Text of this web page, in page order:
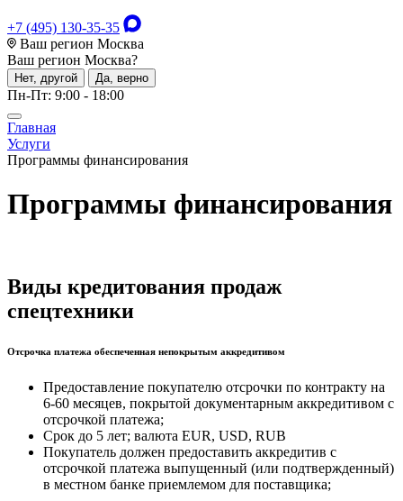
+7 (495) 130-35-35
Ваш регион Москва
Ваш регион Москва?
Нет, другой Да, верно
Пн-Пт: 9:00 - 18:00
Главная
Услуги
Программы финансирования
Программы финансирования
Виды кредитования продаж
спецтехники
Отсрочка платежа обеспеченная непокрытым аккредитивом
Предоставление покупателю отсрочки по контракту на
6-60 месяцев, покрытой документарным аккредитивом с
отсрочкой платежа;
Срок до 5 лет; валюта EUR, USD, RUB
Покупатель должен предоставить аккредитив с
отсрочкой платежа выпущенный (или подтвержденный)
в местном банке приемлемом для поставщика;